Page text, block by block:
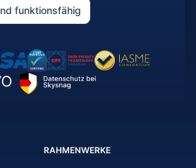
funktionsfähig
RAHMENWERKE